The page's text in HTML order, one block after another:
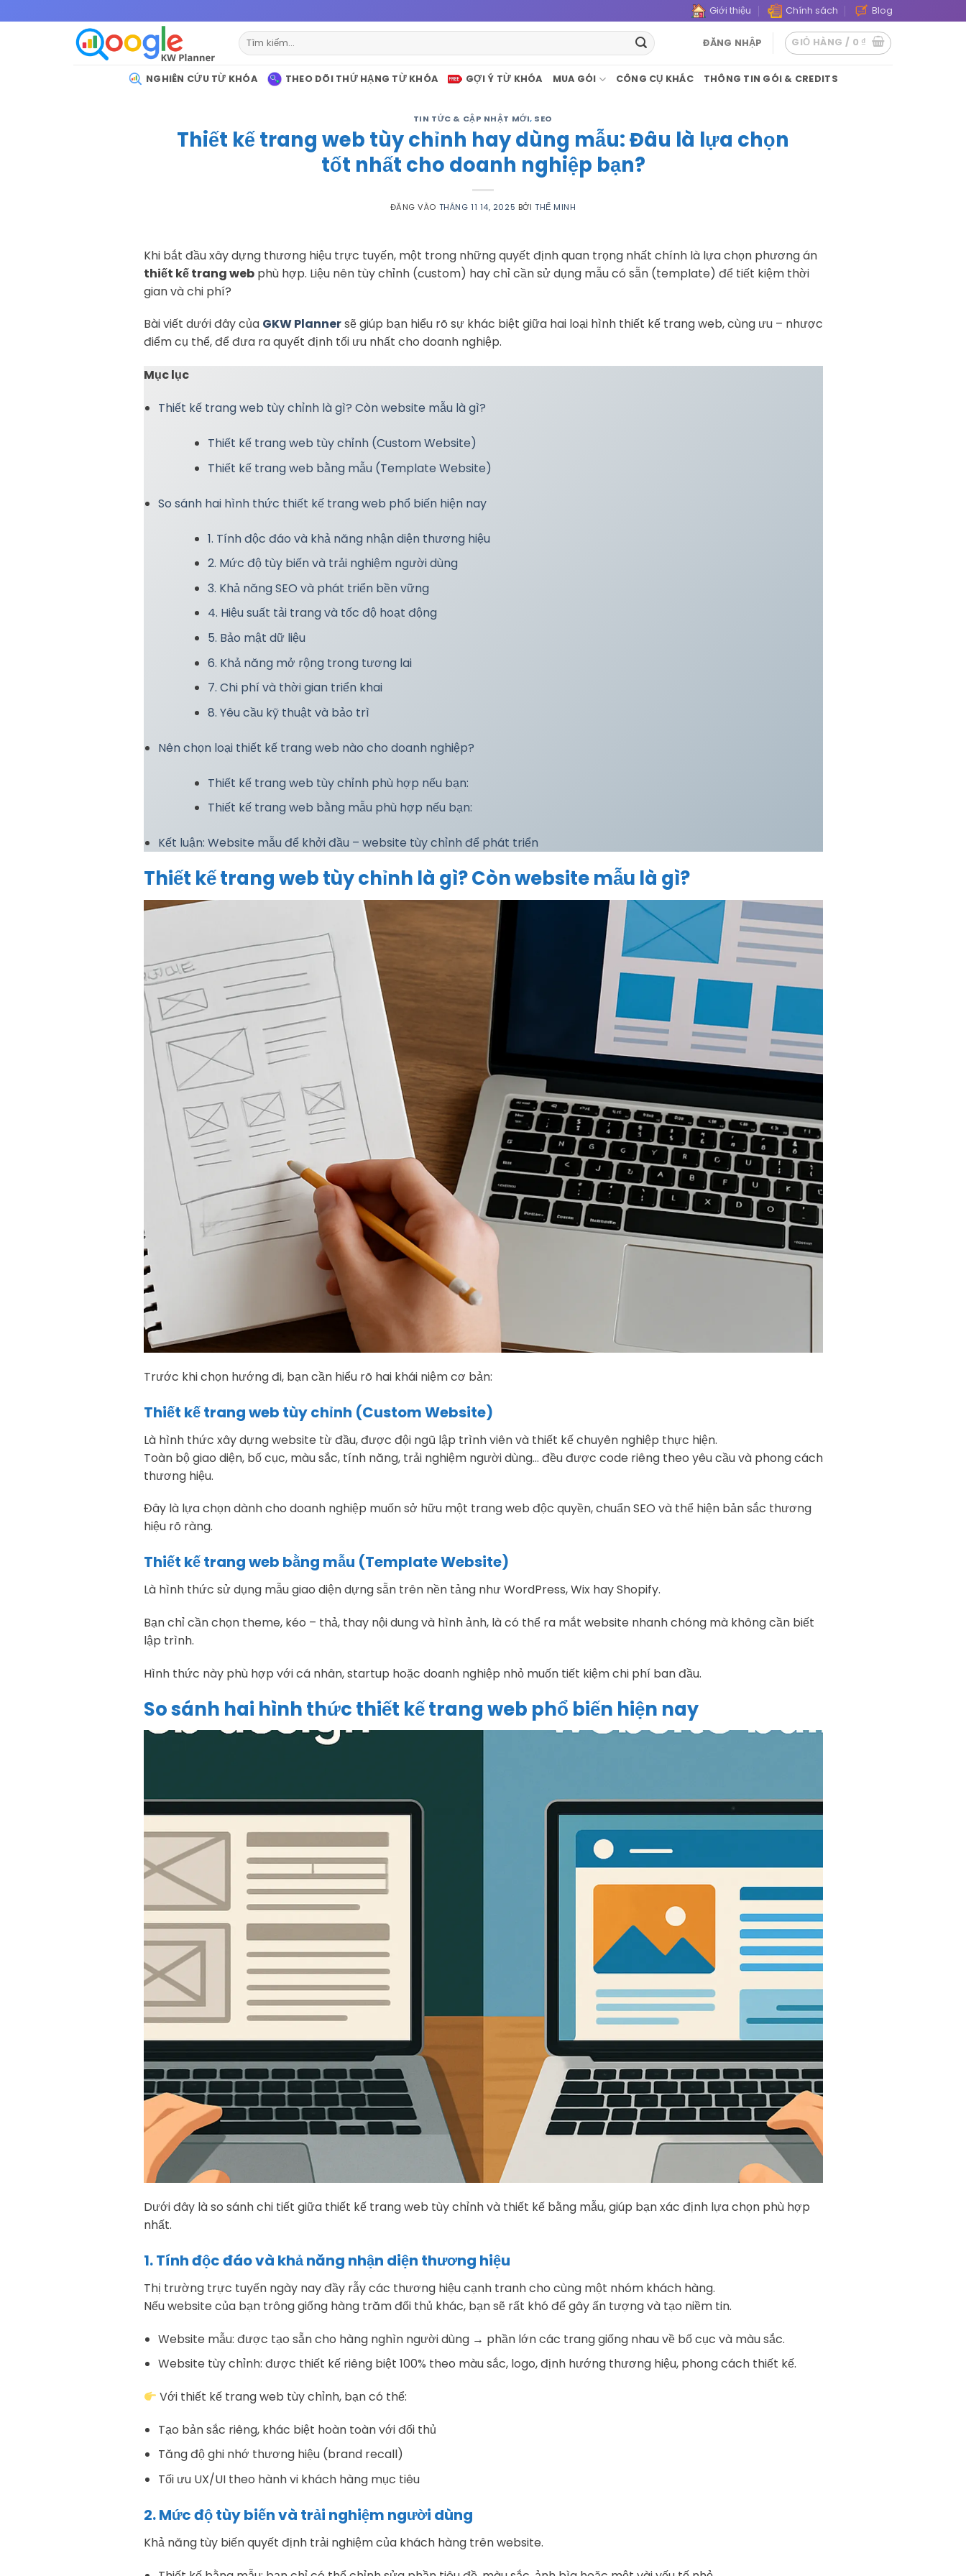
qua
Giới thiệu Chính sách Blog
Tìm
kiếm:
ĐĂNG NHẬP GIỎ HÀNG / 0 ₫
NGHIÊN CỨU TỪ KHÓA THEO DÕI THỨ HẠNG TỪ KHÓA GỢI Ý TỪ KHÓA MUA GÓI CÔNG CỤ KHÁC THÔNG TIN GÓI & CREDITS
TIN TỨC & CẬP NHẬT MỚI, SEO
Thiết kế trang web tùy chỉnh hay dùng mẫu: Đâu là lựa chọn
tốt nhất cho doanh nghiệp bạn?
ĐĂNG VÀO THÁNG 11 14, 2025 BỞI THẾ MINH
Khi bắt đầu xây dựng thương hiệu trực tuyến, một trong những quyết định quan trọng nhất chính là lựa chọn phương án
thiết kế trang webphù hợp. Liệu nên tùy chỉnh (custom) hay chỉ cần sử dụng mẫu có sẵn (template) để tiết kiệm thời
gian và chi phí?
Bài viết dưới đây của GKW Plannersẽ giúp bạn hiểu rõ sự khác biệt giữa hai loại hình thiết kế trang web, cùng ưu – nhược
điểm cụ thể, để đưa ra quyết định tối ưu nhất cho doanh nghiệp.
Mục lục
Thiết kế trang web tùy chỉnh là gì? Còn website mẫu là gì?
Thiết kế trang web tùy chỉnh (Custom Website)
Thiết kế trang web bằng mẫu (Template Website)
So sánh hai hình thức thiết kế trang web phổ biến hiện nay
1. Tính độc đáo và khả năng nhận diện thương hiệu
2. Mức độ tùy biến và trải nghiệm người dùng
3. Khả năng SEO và phát triển bền vững
4. Hiệu suất tải trang và tốc độ hoạt động
5. Bảo mật dữ liệu
6. Khả năng mở rộng trong tương lai
7. Chi phí và thời gian triển khai
8. Yêu cầu kỹ thuật và bảo trì
Nên chọn loại thiết kế trang web nào cho doanh nghiệp?
Thiết kế trang web tùy chỉnh phù hợp nếu bạn:
Thiết kế trang web bằng mẫu phù hợp nếu bạn:
Kết luận: Website mẫu để khởi đầu – website tùy chỉnh để phát triển
Thiết kế trang web tùy chỉnh là gì? Còn website mẫu là gì?
Trước khi chọn hướng đi, bạn cần hiểu rõ hai khái niệm cơ bản:
Thiết kế trang web tùy chỉnh (Custom Website)
Là hình thức xây dựng website từ đầu, được đội ngũ lập trình viên và thiết kế chuyên nghiệp thực hiện.
Toàn bộ giao diện, bố cục, màu sắc, tính năng, trải nghiệm người dùng… đều được code riêng theo yêu cầu và phong cách
thương hiệu.
Đây là lựa chọn dành cho doanh nghiệp muốn sở hữu một trang web độc quyền, chuẩn SEO và thể hiện bản sắc thương
hiệu rõ ràng.
Thiết kế trang web bằng mẫu (Template Website)
Là hình thức sử dụng mẫu giao diện dựng sẵn trên nền tảng như WordPress, Wix hay Shopify.
Bạn chỉ cần chọn theme, kéo – thả, thay nội dung và hình ảnh, là có thể ra mắt website nhanh chóng mà không cần biết
lập trình.
Hình thức này phù hợp với cá nhân, startup hoặc doanh nghiệp nhỏ muốn tiết kiệm chi phí ban đầu.
So sánh hai hình thức thiết kế trang web phổ biến hiện nay
Dưới đây là so sánh chi tiết giữa thiết kế trang web tùy chỉnh và thiết kế bằng mẫu, giúp bạn xác định lựa chọn phù hợp
nhất.
1. Tính độc đáo và khả năng nhận diện thương hiệu
Thị trường trực tuyến ngày nay đầy rẫy các thương hiệu cạnh tranh cho cùng một nhóm khách hàng.
Nếu website của bạn trông giống hàng trăm đối thủ khác, bạn sẽ rất khó để gây ấn tượng và tạo niềm tin.
Website mẫu: được tạo sẵn cho hàng nghìn người dùng → phần lớn các trang giống nhau về bố cục và màu sắc.
Website tùy chỉnh: được thiết kế riêng biệt 100% theo màu sắc, logo, định hướng thương hiệu, phong cách thiết kế.
Với thiết kế trang web tùy chỉnh, bạn có thể:
Tạo bản sắc riêng, khác biệt hoàn toàn với đối thủ
Tăng độ ghi nhớ thương hiệu (brand recall)
Tối ưu UX/UI theo hành vi khách hàng mục tiêu
2. Mức độ tùy biến và trải nghiệm người dùng
Khả năng tùy biến quyết định trải nghiệm của khách hàng trên website.